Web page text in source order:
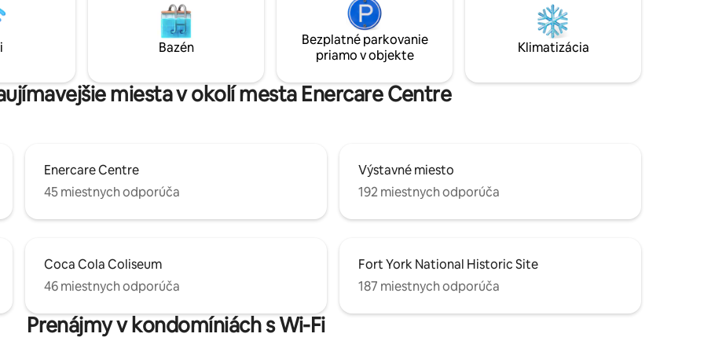
Queen Street West a
z najlepších reštaurácií a
Toto je
bývanie, takže očakávajte
apartmáne nechávam veci,
uložiť.
parkovanie a samoobslužné ubytovanie.
Zľavy pri pobyte na 7 a viac nocí a pri
nevratných rezerváciách. Rezervujte si
svoj nezabudnuteľný pobyt v Toronte
centra mesta je to ideálne mestské
útočisko. Upozornenie: Bezplatné
parkovanie nie je k dispozícii; v blízkom
okolí sú k dispozícii možnosti plateného
Bazén
Bezplatné parkovanie
priamo v objekte
Klimatizácia
miesta v okolí mesta Enercare Centre
Enercare Centre
45 miestnych odporúča
Výstavné miesto
192 miestnych odporúča
Coca Cola Coliseum
46 miestnych odporúča
Fort York National Historic Site
187 miestnych odporúča
Prenájmy v kondomíniách s Wi-Fi